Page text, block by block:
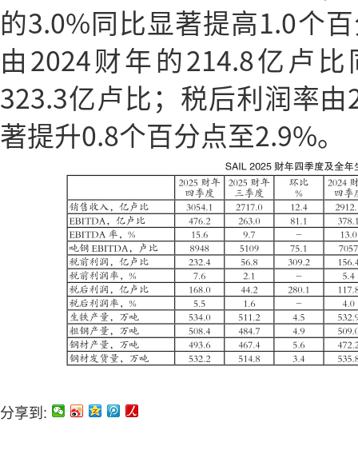
的3.0%同比显著提高1.0个
由2024财年的214.8亿卢
323.3亿卢比；税后利润率
著提升0.8个百分点至2.9%。
分享到: